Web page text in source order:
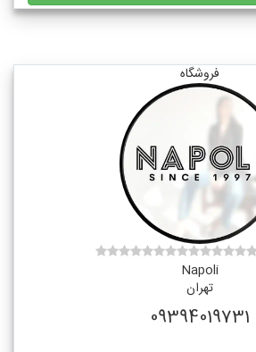
فروشگاه
Napoli
تهران
09394019731